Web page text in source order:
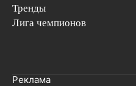
Тренды
Лига чемпионов
Реклама